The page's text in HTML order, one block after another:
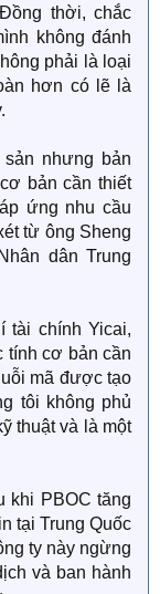
thời, chắc
không đánh
phải là loại
hơn có lẽ là
nhưng bản
bản cần thiết
ứng nhu cầu
từ ông Sheng
dân Trung
tài chính Yicai,
tính cơ bản cần
mã được tạo
tôi không phủ
thuật và là một
khi PBOC tăng
tại Trung Quốc
ty này ngừng
và ban hành